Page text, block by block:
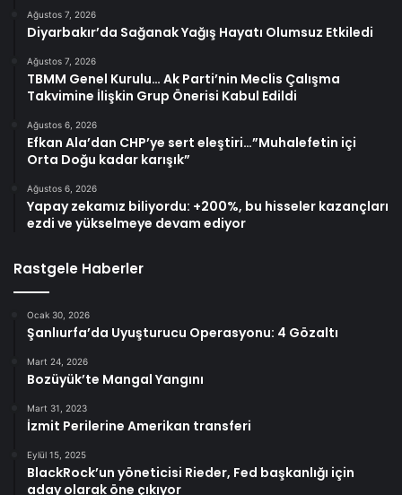
Ağustos 7, 2026
Diyarbakır’da Sağanak Yağış Hayatı Olumsuz Etkiledi
Ağustos 7, 2026
TBMM Genel Kurulu… Ak Parti’nin Meclis Çalışma
Takvimine İlişkin Grup Önerisi Kabul Edildi
Ağustos 6, 2026
Efkan Ala’dan CHP’ye sert eleştiri…”Muhalefetin içi
Orta Doğu kadar karışık”
Ağustos 6, 2026
Yapay zekamız biliyordu: +200%, bu hisseler kazançları
ezdi ve yükselmeye devam ediyor
Rastgele Haberler
Ocak 30, 2026
Şanlıurfa’da Uyuşturucu Operasyonu: 4 Gözaltı
Mart 24, 2026
Bozüyük’te Mangal Yangını
Mart 31, 2023
İzmit Perilerine Amerikan transferi
Eylül 15, 2025
BlackRock’un yöneticisi Rieder, Fed başkanlığı için
aday olarak öne çıkıyor